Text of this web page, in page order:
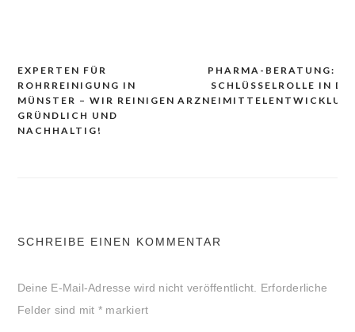
Beitrags-
Navigation
EXPERTEN FÜR
ROHRREINIGUNG IN
MÜNSTER – WIR REINIGEN
GRÜNDLICH UND
NACHHALTIG!
PHARMA-BERATUNG:
SCHLÜSSELROLLE IN
SCHREIBE EINEN KOMMENTAR
Deine E-Mail-Adresse wird nicht veröffentlicht.
Erforderliche
Felder sind mit * markiert